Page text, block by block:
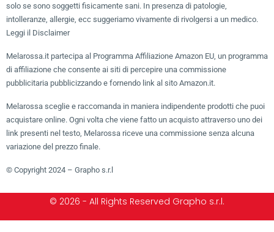
solo se sono soggetti fisicamente sani. In presenza di patologie,
intolleranze, allergie, ecc suggeriamo vivamente di rivolgersi a un medico.
Leggi il Disclaimer
Melarossa.it partecipa al Programma Affiliazione Amazon EU, un programma
di affiliazione che consente ai siti di percepire una commissione
pubblicitaria pubblicizzando e fornendo link al sito Amazon.it.
Melarossa sceglie e raccomanda in maniera indipendente prodotti che puoi
acquistare online. Ogni volta che viene fatto un acquisto attraverso uno dei
link presenti nel testo, Melarossa riceve una commissione senza alcuna
variazione del prezzo finale.
© Copyright 2024 – Grapho s.r.l
© 2026 - All Rights Reserved Grapho s.r.l.